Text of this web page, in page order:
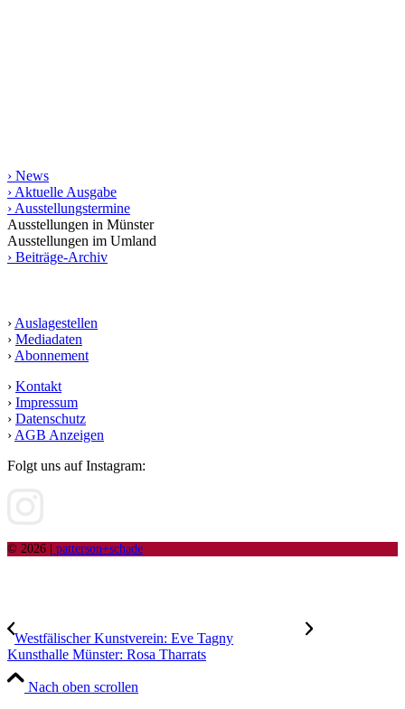
› News
› Aktuelle Ausgabe
› Ausstellungstermine
Ausstellungen in Münster
Ausstellungen im Umland
› Beiträge-Archiv
› Auslagestellen
› Mediadaten
› Abonnement
› Kontakt
› Impressum
› Datenschutz
› AGB Anzeigen
Folgt uns auf Instagram:
© 2026 | patterson+schade
Westfälischer Kunstverein: Eve Tagny
Kunsthalle Münster: Rosa Tharrats
Nach oben scrollen